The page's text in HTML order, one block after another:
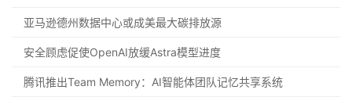
亚马逊德州数据中心或成美最大碳排放源
安全顾虑促使OpenAI放缓Astra模型进度
腾讯推出Team Memory：AI智能体团队记忆共享系统